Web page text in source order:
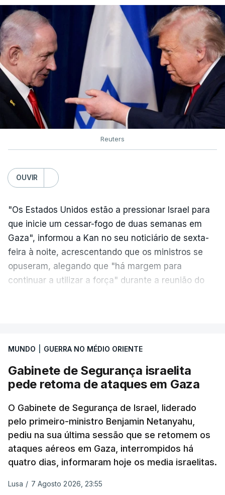
Reuters
OUVIR
"Os Estados Unidos estão a pressionar Israel para
que inicie um cessar-fogo de duas semanas em
Gaza", informou a Kan no seu noticiário de sexta-
feira à noite, acrescentando que os ministros se
opuseram, alegando que "há margem para
continuar a utilizar a força" durante a reunião do
aplicação do plano de desarmamento do Hamas.
Além disso, o correspondente do canal de
televisão israelita i24News, que também teve
sexta-feira que, após a reunião, ficou por decidir a
autorização formal de Israel para a entrada em
Gaza da Força Internacional de Estabilização, um
contingente multinacional proposto no âmbito do
Conselho da Paz promovido por Trump.
MUNDO GUERRA NO MÉDIO ORIENTE
Gabinete de Segurança israelita
pede retoma de ataques em Gaza
O Gabinete de Segurança de Israel, liderado
pelo primeiro-ministro Benjamin Netanyahu,
pediu na sua última sessão que se retomem os
ataques aéreos em Gaza, interrompidos há
quatro dias, informaram hoje os media israelitas.
Lusa / 7 Agosto 2026, 23:55